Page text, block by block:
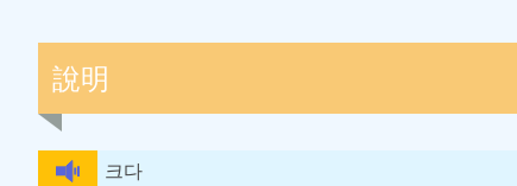
說明
크다